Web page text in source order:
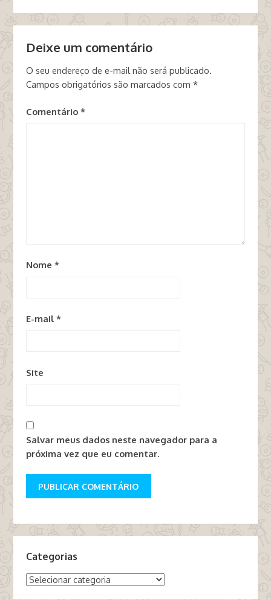
Deixe um comentário
O seu endereço de e-mail não será publicado.
Campos obrigatórios são marcados com *
Comentário *
Nome *
E-mail *
Site
Salvar meus dados neste navegador para a
próxima vez que eu comentar.
Categorias
Categorias